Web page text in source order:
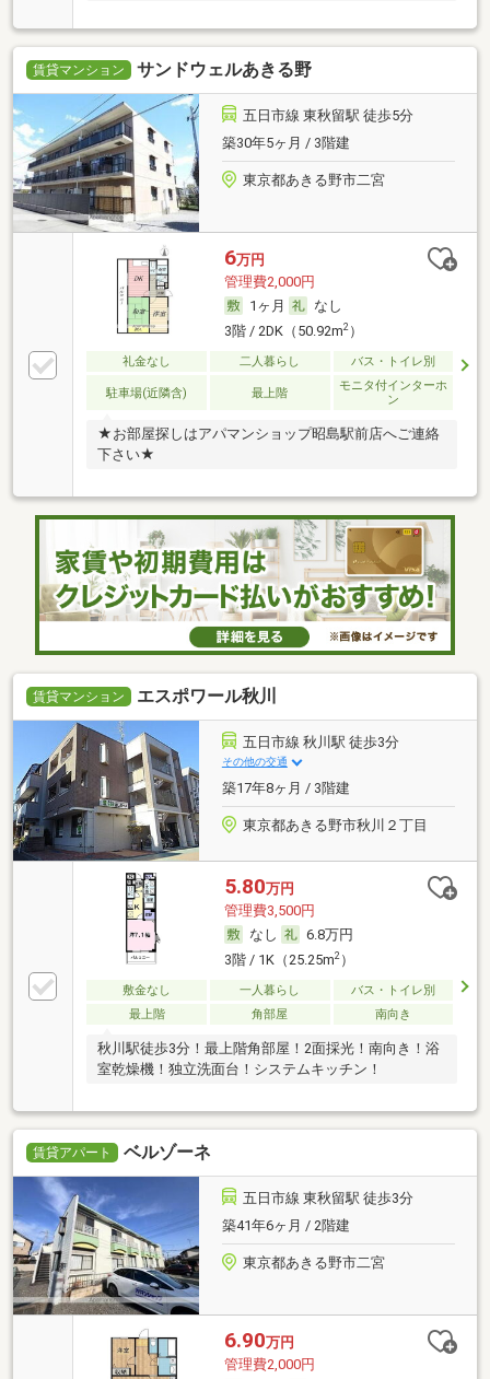
賃貸マンション サンドウェルあきる野
五日市線 東秋留駅 徒歩5分
築30年5ヶ月 / 3階建
東京都あきる野市二宮
6万円
管理費2,000円
1ヶ月
なし
3階 / 2DK（50.92m2）
礼金なし 二人暮らし バス・トイレ別
駐車場(近隣含) 最上階
モニタ付インターホ
ン
★お部屋探しはアパマンショップ昭島駅前店へご連絡
下さい★
賃貸マンション エスポワール秋川
五日市線 秋川駅 徒歩3分
その他の交通
築17年8ヶ月 / 3階建
東京都あきる野市秋川２丁目
5.80万円
管理費3,500円
なし
6.8万円
3階 / 1K（25.25m2）
敷金なし 一人暮らし
バス・トイレ別
最上階
角部屋 南向き
秋川駅徒歩3分！最上階角部屋！2面採光！南向き！浴
室乾燥機！独立洗面台！システムキッチン！
賃貸アパート ベルゾーネ
五日市線 東秋留駅 徒歩3分
築41年6ヶ月 / 2階建
東京都あきる野市二宮
6.90万円
管理費2,000円